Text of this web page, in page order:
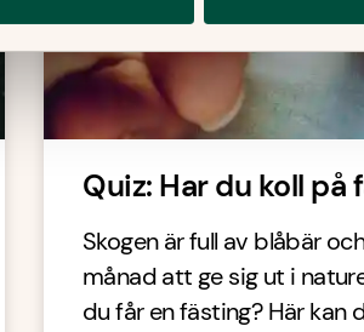
Quiz: Har du koll
Skogen är full av blåbär
månad att ge sig ut i
du får en fästing? Här kan